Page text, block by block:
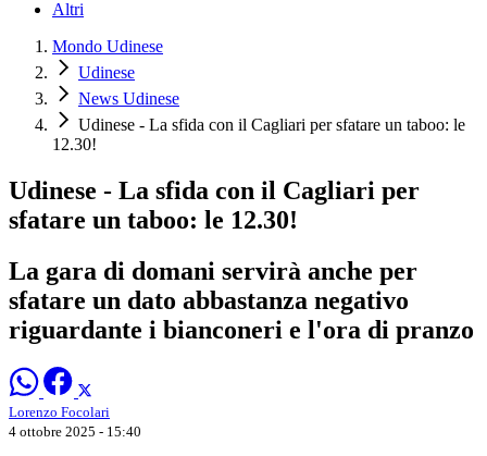
Altri
Mondo Udinese
Udinese
News Udinese
Udinese - La sfida con il Cagliari per sfatare un taboo: le
12.30!
Udinese - La sfida con il Cagliari per
sfatare un taboo: le 12.30!
La gara di domani servirà anche per
sfatare un dato abbastanza negativo
riguardante i bianconeri e l'ora di pranzo
Lorenzo Focolari
4 ottobre 2025 - 15:40